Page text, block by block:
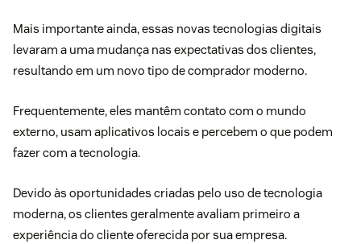
Mais importante ainda, essas novas tecnologias digitais
levaram a uma mudança nas expectativas dos clientes,
resultando em um novo tipo de comprador moderno.
Frequentemente, eles mantêm contato com o mundo
externo, usam aplicativos locais e percebem o que podem
fazer com a tecnologia.
Devido às oportunidades criadas pelo uso de tecnologia
moderna, os clientes geralmente avaliam primeiro a
experiência do cliente oferecida por sua empresa.